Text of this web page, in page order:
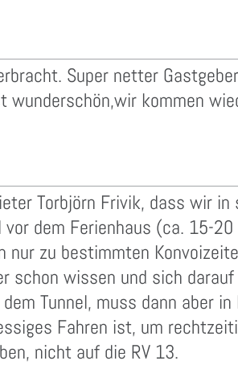
Super netter
wunderschön,wir kommen
Torbjörn Frivik, dass wir
dem Ferienhaus (ca. 15-
zu bestimmten
schon wissen und sich
Tunnel, muss dann aber
Fahren ist, um
nicht auf die RV 13.